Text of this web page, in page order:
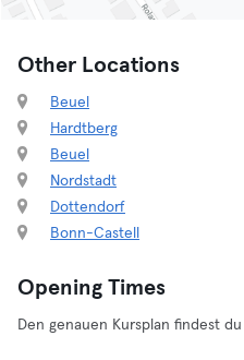
Other Locations
Beuel
Hardtberg
Beuel
Nordstadt
Dottendorf
Bonn-Castell
Opening Times
Den genauen Kursplan findest